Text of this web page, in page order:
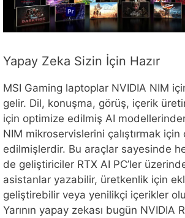
Yapay Zeka Sizin İçin Hazır
MSI Gaming laptoplar NVIDIA NIM
gelir. Dil, konuşma, görüş, içerik
için optimize edilmiş AI
NIM mikroservislerini çalıştırmak için
edilmişlerdir. Bu araçlar sayesinde
de geliştiriciler RTX AI PC’ler
asistanlar yazabilir, üretkenlik için
geliştirebilir veya yenilikçi içerikler
Yarının yapay zekası bugün NVIDIA